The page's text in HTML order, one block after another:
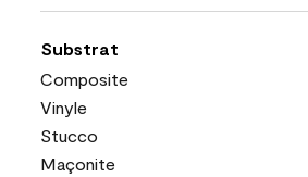
Substrat
Composite
Vinyle
Stucco
Maçonite